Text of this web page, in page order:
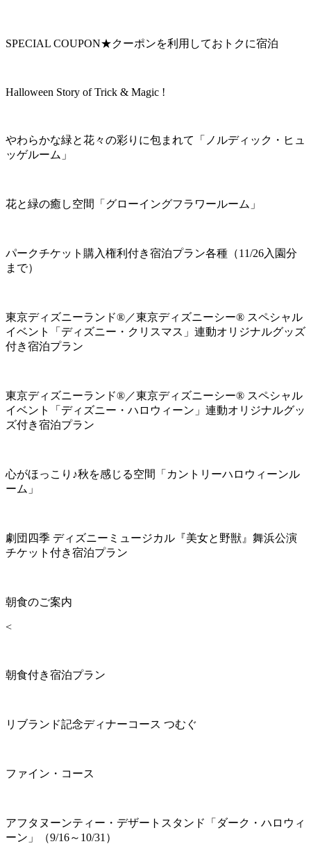
SPECIAL COUPON★クーポンを利用しておトクに宿泊
Halloween Story of Trick & Magic !
やわらかな緑と花々の彩りに包まれて「ノルディック・ヒュ
ッゲルーム」
花と緑の癒し空間「グローイングフラワールーム」
パークチケット購入権利付き宿泊プラン各種（11/26入園分
まで）
東京ディズニーランド®／東京ディズニーシー® スペシャル
イベント「ディズニー・クリスマス」連動オリジナルグッズ
付き宿泊プラン
東京ディズニーランド®／東京ディズニーシー® スペシャル
イベント「ディズニー・ハロウィーン」連動オリジナルグッ
ズ付き宿泊プラン
心がほっこり♪秋を感じる空間「カントリーハロウィーンル
ーム」
劇団四季 ディズニーミュージカル『美女と野獣』舞浜公演
チケット付き宿泊プラン
朝食のご案内
<
朝食付き宿泊プラン
リブランド記念ディナーコース つむぐ
ファイン・コース
アフタヌーンティー・デザートスタンド「ダーク・ハロウィ
ーン」（9/16～10/31）